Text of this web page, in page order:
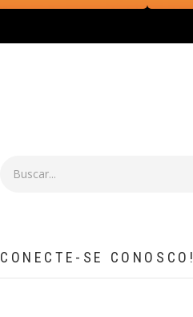
CONECTE-SE CONOSCO!